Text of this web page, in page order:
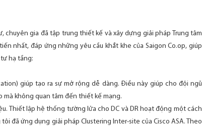
chuyên gia đã tập trung thiết kế và xây dựng giải pháp Trung tâm
nhất, đáp ứng những yêu cầu khắt khe của Saigon Co.op, giúp
hạ tầng:
giúp tạo ra sự mở rộng dễ dàng. Điều này giúp cho đội ngũ
không quan tâm đến thiết kế mạng.
Thiết lập hệ thống tường lửa cho DC và DR hoạt động một cách
đã ứng dụng giải pháp Clustering Inter-site của Cisco ASA. Theo